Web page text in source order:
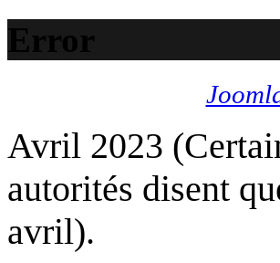
Error
Avril 2023
autorités disent
avril).